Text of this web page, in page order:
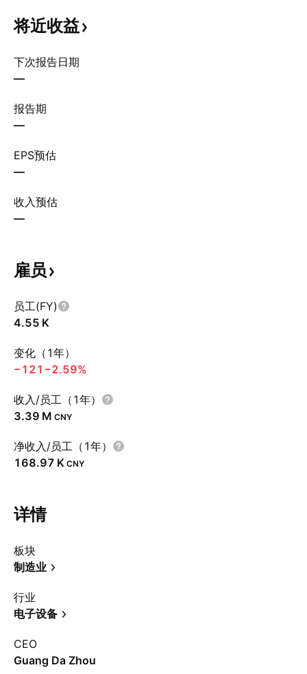
将近收益
下次报告日期
—
报告期
—
EPS预估
—
收入预估
—
雇员
员工(FY)
‪4.55 K‬
变化（1年）
−121 −2.59%
收入/员工（1年）
‪3.39 M‬ CNY
净收入/员工（1年）
‪168.97 K‬ CNY
详情
板块
制造业
行业
电子设备
CEO
Guang Da Zhou